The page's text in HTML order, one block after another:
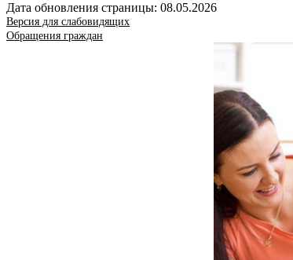
Дата обновления страницы: 08.05.2026
Версия для слабовидящих
Обращения граждан